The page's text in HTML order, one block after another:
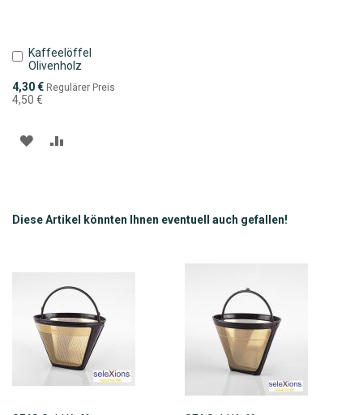
Kaffeelöffel
Olivenholz
Sonderpreis
4,30 € Regulärer Preis
4,50 €
In
den
Warenkorb
ZUR
Diese Artikel könnten Ihnen eventuell auch gefallen!